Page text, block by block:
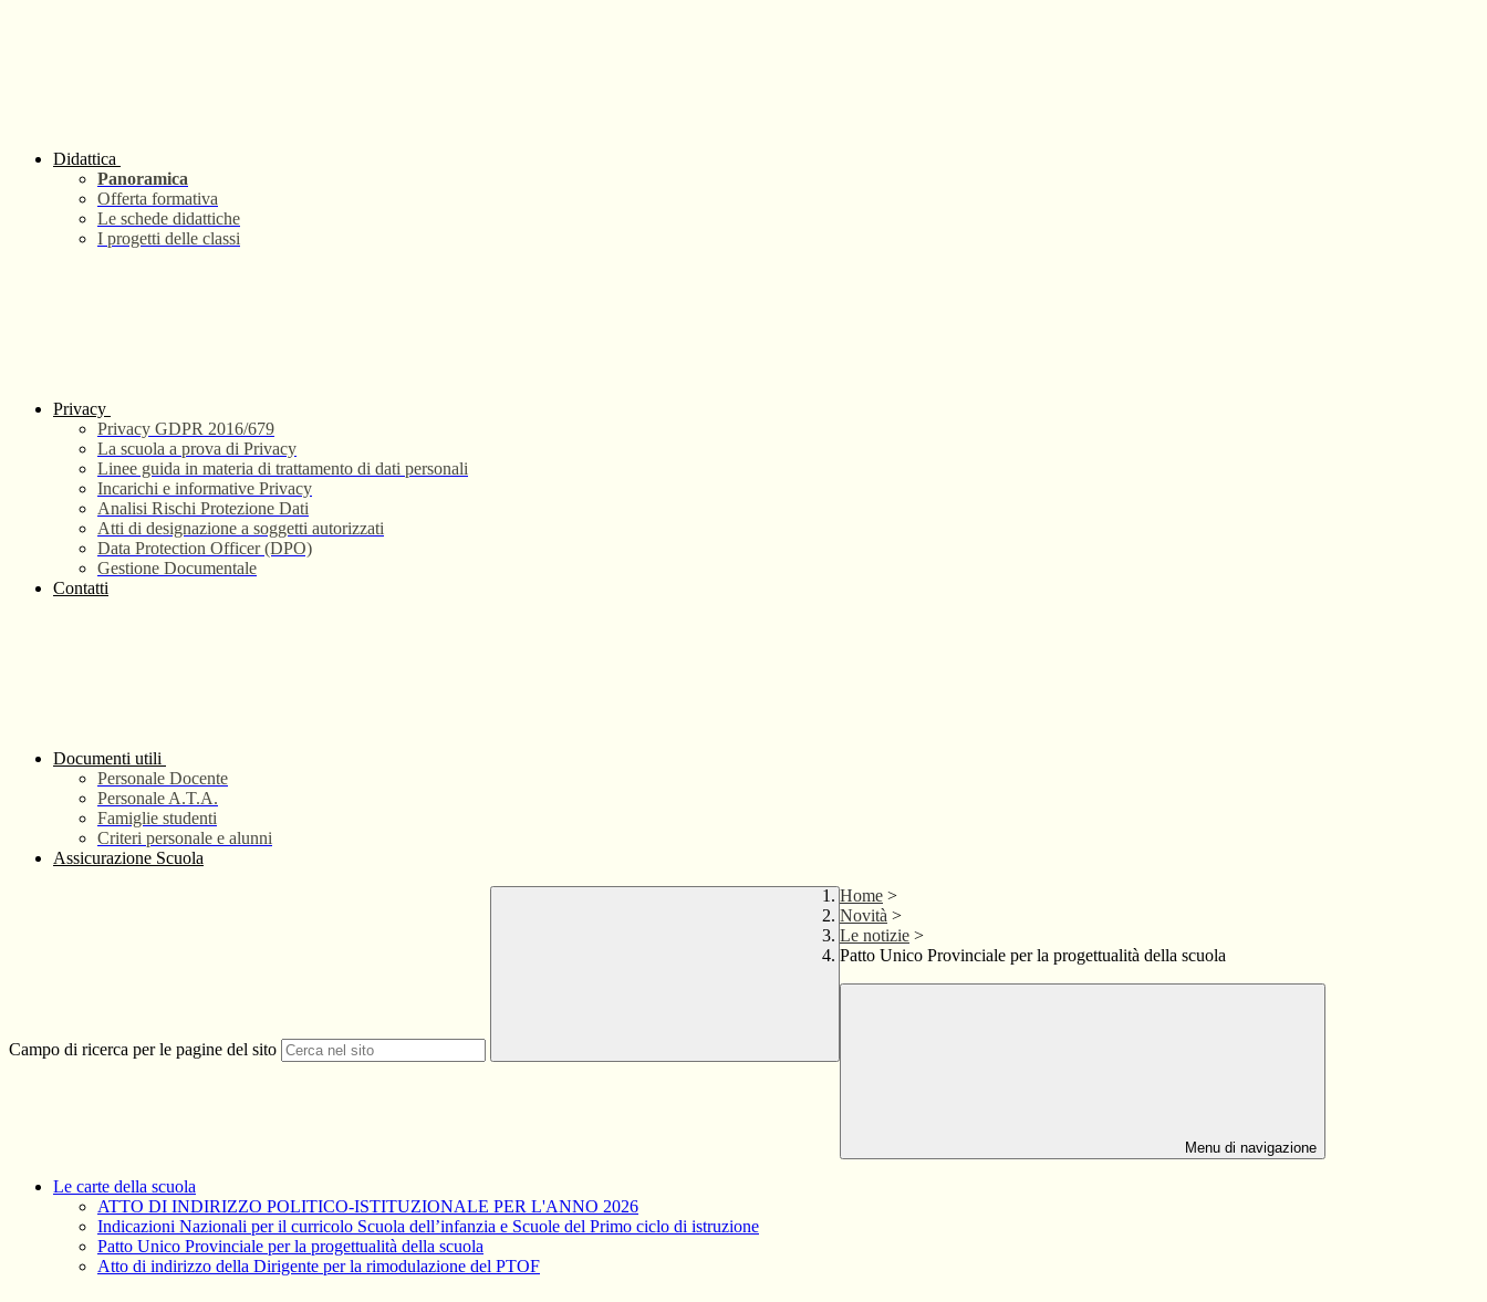
Didattica
Panoramica
Offerta formativa
Le schede didattiche
I progetti delle classi
Privacy
Privacy GDPR 2016/679
La scuola a prova di Privacy
Linee guida in materia di trattamento di dati personali
Incarichi e informative Privacy
Analisi Rischi Protezione Dati
Atti di designazione a soggetti autorizzati
Data Protection Officer (DPO)
Gestione Documentale
Contatti
Documenti utili
Personale Docente
Personale A.T.A.
Famiglie studenti
Criteri personale e alunni
Assicurazione Scuola
Campo di ricerca per le pagine del sito
Home >
Novità >
Le notizie >
Patto Unico Provinciale per la progettualità della scuola
Menu di navigazione
Le carte della scuola
ATTO DI INDIRIZZO POLITICO-ISTITUZIONALE PER L'ANNO 2026
Indicazioni Nazionali per il curricolo Scuola dell’infanzia e Scuole del Primo ciclo di istruzione
Patto Unico Provinciale per la progettualità della scuola
Atto di indirizzo della Dirigente per la rimodulazione del PTOF